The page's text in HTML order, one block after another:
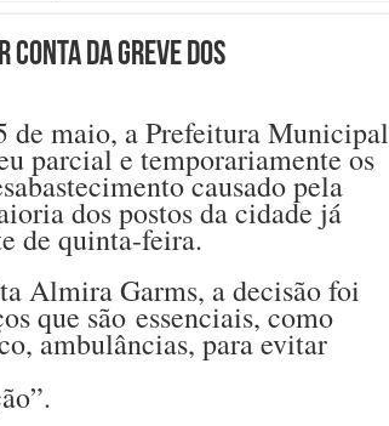
conta da greve dos
de maio, a Prefeitura Municipal
parcial e temporariamente os
causado pela
dos postos da cidade já
de quinta-feira.
Almira Garms, a decisão foi
que são essenciais, como
ambulâncias, para evitar